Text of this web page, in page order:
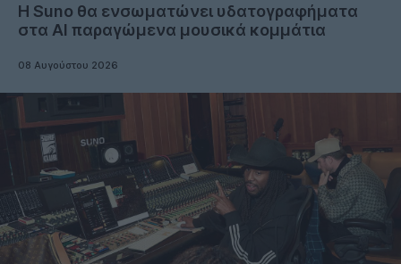
Η Suno θα ενσωματώνει υδατογραφήματα
στα AI παραγώμενα μουσικά κομμάτια
08 Αυγούστου 2026